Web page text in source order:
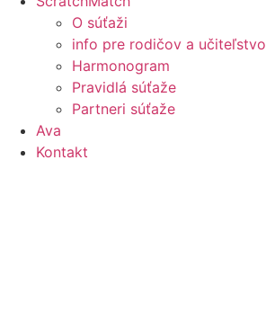
O súťaži
info pre rodičov a učiteľstvo
Harmonogram
Pravidlá súťaže
Partneri súťaže
Ava
Kontakt